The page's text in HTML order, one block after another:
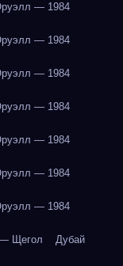
— 1984
— 1984
— 1984
— 1984
— 1984
— 1984
— 1984
— Щегол Дубай